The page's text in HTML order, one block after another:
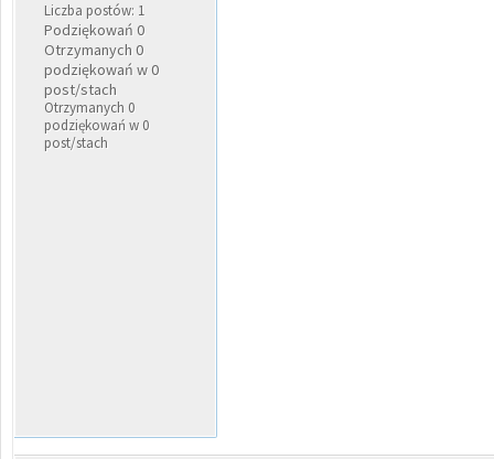
Liczba postów: 1
Podziękowań 0
Otrzymanych 0
podziękowań w 0
post/stach
Otrzymanych 0
podziękowań w 0
post/stach